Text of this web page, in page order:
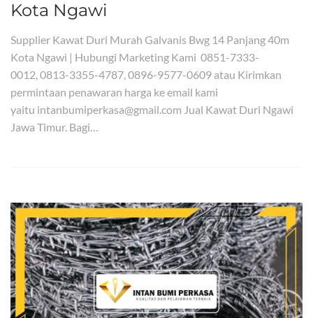
Kota Ngawi
Supplier Kawat Duri Murah Galvanis Bwg 14 Panjang 40m
Kota Ngawi | Hubungi Marketing Kami 0851-7333-
0012, 0813-3355-4787, 0896-9577-0609 atau Kirimkan
permintaan penawaran harga ke email kami
yaitu intanbumiperkasa@gmail.com Jual Kawat Duri Ngawi
Jawa Timur. Bagi…